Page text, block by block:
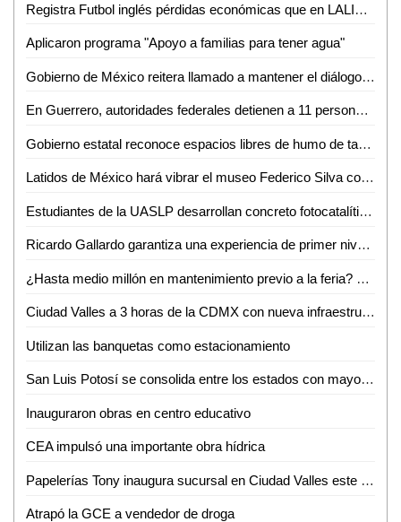
Registra Futbol inglés pérdidas económicas que en LALIGA aseguró Javier Tebas
Aplicaron programa "Apoyo a familias para tener agua"
Gobierno de México reitera llamado a mantener el diálogo con CNTE
En Guerrero, autoridades federales detienen a 11 personas vinculadas con extorsión a prestadores de servicios turísticos
Gobierno estatal reconoce espacios libres de humo de tabaco y emisiones
Latidos de México hará vibrar el museo Federico Silva con Hunac-Ceel
Estudiantes de la UASLP desarrollan concreto fotocatalítico para reducir la contaminación del aire y mejorar la calidad del agua
Ricardo Gallardo garantiza una experiencia de primer nivel en la Fenapo 2026
¿Hasta medio millón en mantenimiento previo a la feria? FENAPO 2026 alista manita de gato
Ciudad Valles a 3 horas de la CDMX con nueva infraestructura carretera: David Medina
Utilizan las banquetas como estacionamiento
San Luis Potosí se consolida entre los estados con mayor crecimiento salarial en el país
Inauguraron obras en centro educativo
CEA impulsó una importante obra hídrica
Papelerías Tony inaugura sucursal en Ciudad Valles este 5 de junio
Atrapó la GCE a vendedor de droga